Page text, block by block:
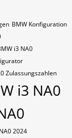
BMW Konfiguration
i3 NA0
Zulassungszahlen
i3 NA0
2024